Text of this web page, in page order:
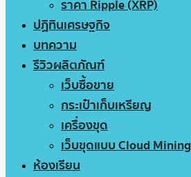
ราคา Ripple (XRP)
ปฏิทินเศรษฐกิจ
บทความ
รีวิวผลิตภัณฑ์
เว็บซื้อขาย
กระเป๋าเก็บเหรียญ
เครื่องขุด
เว็บขุดแบบ Cloud Mining
ห้องเรียน